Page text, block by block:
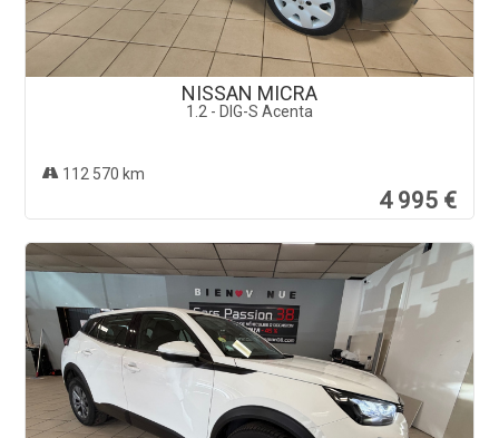
NISSAN MICRA
1.2 - DIG-S Acenta
112 570 km
4 995 €